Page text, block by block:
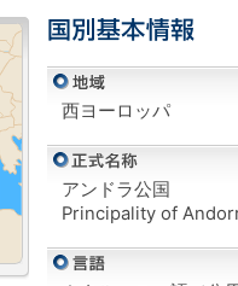
西ヨーロッパ
アンドラ公国
Principality of